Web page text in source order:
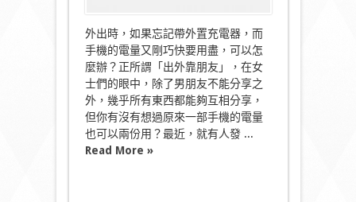
用〉
中
外出時，如果忘記帶外置充電器，而
手機的電量又剛巧快要用盡，可以怎
麼辦？正所謂「出外靠朋友」，在女
士們的眼中，除了男朋友不能分享之
外，幾乎所有東西都能夠互相分享，
但你有沒有想過原來一部手機的電量
也可以兩份用？最近，就有人發 ...
Read More »